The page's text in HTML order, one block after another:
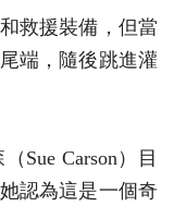
救援裝備，但當
端，隨後跳進灌
Sue Carson）目
認為這是一個奇